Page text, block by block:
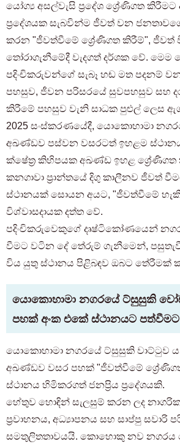
යෝග්‍ය අසල්වැසි ප්‍රදේශ ශ්‍රේණිගත
ප්‍රදේශයක සැබවින්ම ජීවත් වන
කරන "ජීවත්වීමේ ශ්‍රේණිගත කිරීම්", ජීවත්
තෝරාගැනීමේදී වැදගත් දර්ශක වේ. මෙම
පදිංචිකරුවන්ගේ සැබෑ හඬ මත පදනම්
පහසුව, ජීවන පරිසරයේ සුවපහසුව සහ
කිරීමේ පහසුව වැනි සාධක පුළුල් ලෙස
2025 සංස්කරණයේදී, යොකොහාමා
අඛණ්ඩව පස්වන වසරටත් ඉහළම ස්ථානය
ක්ෂේත්‍ර කිහිපයක අඛණ්ඩ ඉහළ
කනගාවා ප්‍රාන්තයේ දිගු කාලීනව ජීවත්
ස්ථානයක් සොයන අයට, "ජීවත්වීමේ
විශ්වාසදායක දත්ත වේ.
පදිංචිකරුවෙකුගේ දෘෂ්ටිකෝණයෙන්
වීමට වටින දේ තේරුම් ගැනීමෙන්,
විය යුතු ස්ථානය පිළිබඳව ඔබට තේරීමක්
යොකොහාමා නගරයේ ට්සුසුකි
පහක් අංක එකේ ස්ථානයට
යොකොහාමා නගරයේ ට්සුසුකි වාට්ටුව
අඛණ්ඩව වසර පහක් "ජීවත්වීමේ
ස්ථානය හිමිකරගත් ජනප්‍රිය ප්‍රදේශයකි.
හේතුව හොඳින් සැලසුම් කරන ලද
ප්‍රවාහනය, අධ්‍යාපනය සහ සාප්පු සවාරි
සමතුලිතතාවයයි. කොහොකු නව නගරය